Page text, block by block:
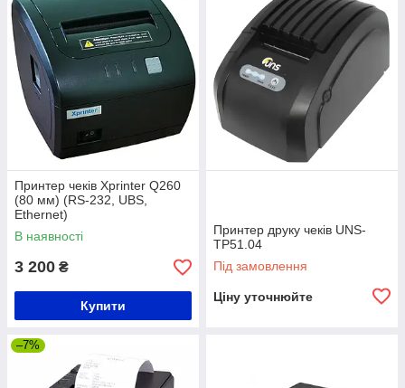
Принтер чеків Xprinter Q260
(80 мм) (RS-232, UBS,
Ethernet)
В наявності
3 200 ₴
Купити
Принтер друку чеків UNS-
TP51.04
Під замовлення
Ціну уточнюйте
–7%